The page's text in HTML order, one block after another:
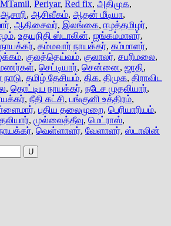
MTamil, Periyar, Red fix, அதிமுக,
ஆசாரி, ஆசிவீகம், ஆதன் மீடியா,
, ஆதிசைவர், இலங்கை, ஈழத்தமிழர்,
, உதயநிதி ஸ்டாலின், ஐங்கம்மாளர்,
, கம்மவார் நாயக்கர், கம்மாளர்,
, குலத்தெய்வம், குலாலர், சபரிமலை,
, செட்டியார், சென்னை, ஜாதி,
நாடு, தமிழ் தேசியம், திக, திமுக, திராவிட
, தொட்டிய நாயக்கர், நடேச முதலியார்,
, நீதி கட்சி, பங்குனி உத்திரம்,
, புதிய தலைமுறை, பெரியாரியம்,
, முல்லைத்தீவு, மெட்ராஸ்,
, வெள்ளாளர், வேளாளர், ஸ்டாலின்